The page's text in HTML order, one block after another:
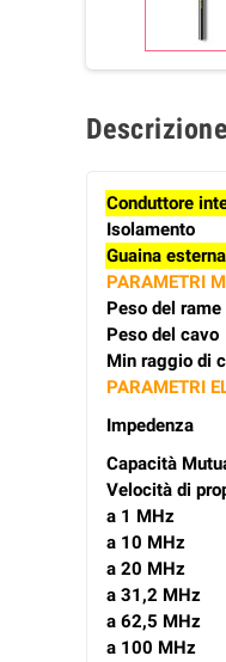
Descrizione
Conduttore
Isolamento
Guaina esterna
PARAMETRI
Peso del rame
Peso del cavo
Min raggio di
PARAMETRI
Impedenza
Capacità
Velocità di
a 1 MHz
a 10 MHz
a 20 MHz
a 31,2 MHz
a 62,5 MHz
a 100 MHz